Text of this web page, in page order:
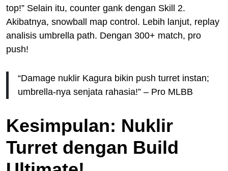
top!” Selain itu, counter gank dengan Skill 2.
Akibatnya, snowball map control. Lebih lanjut, replay
analisis umbrella path. Dengan 300+ match, pro
push!
“Damage nuklir Kagura bikin push turret instan;
umbrella-nya senjata rahasia!” – Pro MLBB
Kesimpulan: Nuklir
Turret dengan Build